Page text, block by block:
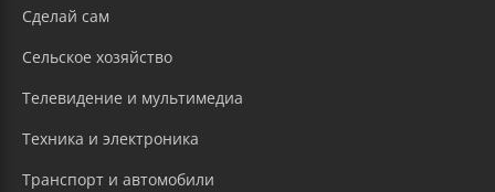
Сделай сам
Сельское хозяйство
Телевидение и мультимедиа
Техника и электроника
Транспорт и автомобили